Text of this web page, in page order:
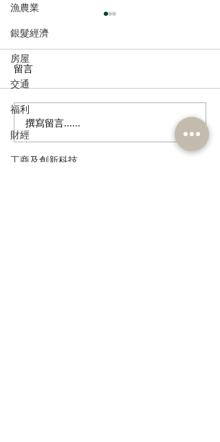
漁農業
銀髮經濟
房屋
交通
福利
財經
工商及創新科技
工商專業支部及青年民建
聯，新春酒會圓滿舉行
留言
撰寫留言......